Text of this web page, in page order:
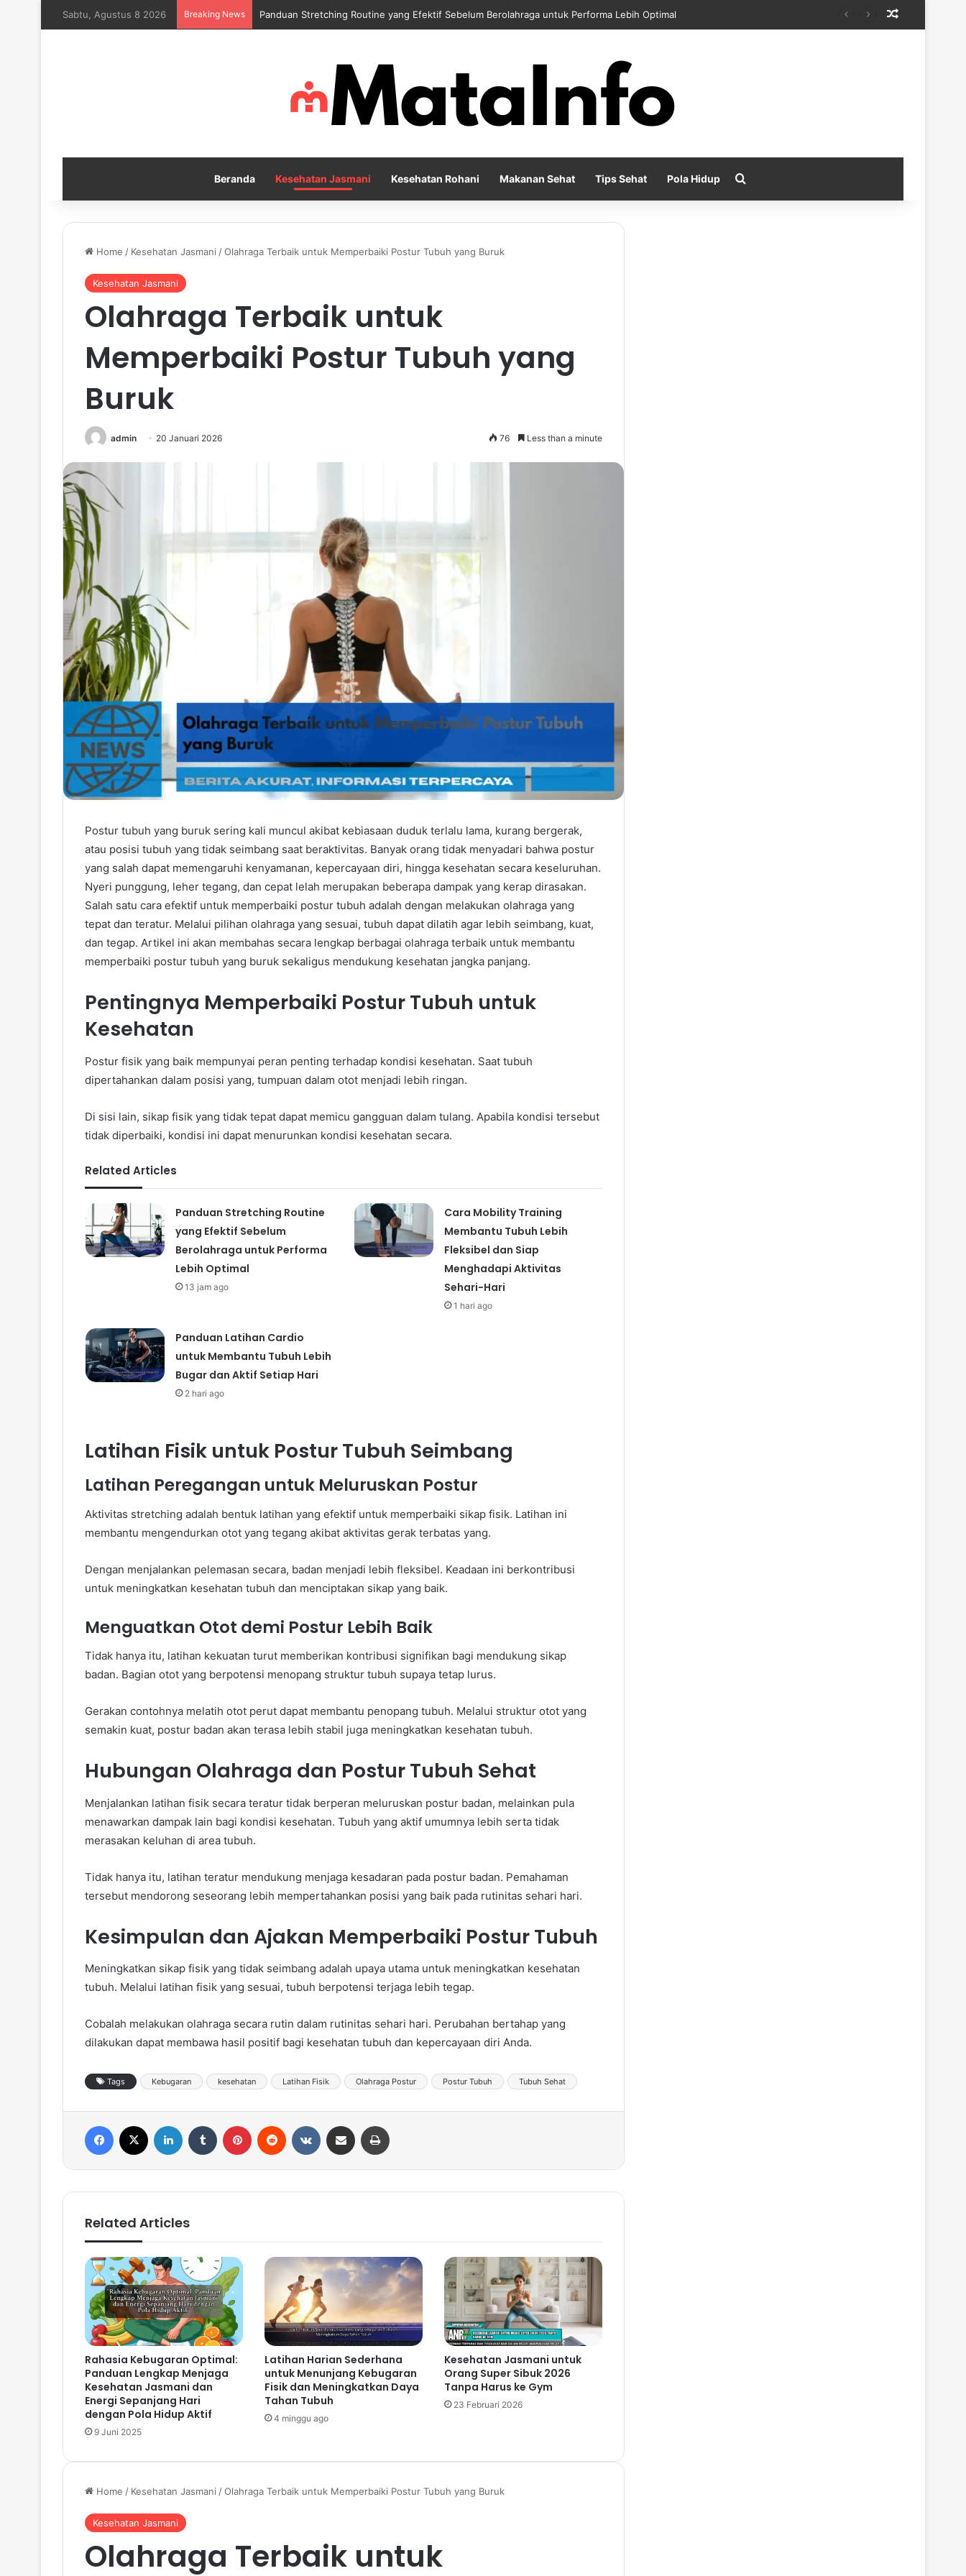
Sabtu, Agustus 8 2026 Breaking News Mengapa Self Reflection Penting untuk Menjaga Kesehatan Mental di Tengah Kesibukan
Beranda Kesehatan Jasmani Kesehatan Rohani Makanan Sehat Tips Sehat Pola Hidup
Home / Kesehatan Jasmani /Olahraga Terbaik untuk Memperbaiki Postur Tubuh yang Buruk
Kesehatan Jasmani
Olahraga Terbaik untuk
Memperbaiki Postur Tubuh yang
Buruk
admin 20 Januari 2026 76 Less than a minute
Postur tubuh yang buruk sering kali muncul akibat kebiasaan duduk terlalu lama, kurang bergerak,
atau posisi tubuh yang tidak seimbang saat beraktivitas. Banyak orang tidak menyadari bahwa postur
yang salah dapat memengaruhi kenyamanan, kepercayaan diri, hingga kesehatan secara keseluruhan.
Nyeri punggung, leher tegang, dan cepat lelah merupakan beberapa dampak yang kerap dirasakan.
Salah satu cara efektif untuk memperbaiki postur tubuh adalah dengan melakukan olahraga yang
tepat dan teratur. Melalui pilihan olahraga yang sesuai, tubuh dapat dilatih agar lebih seimbang, kuat,
dan tegap. Artikel ini akan membahas secara lengkap berbagai olahraga terbaik untuk membantu
memperbaiki postur tubuh yang buruk sekaligus mendukung kesehatan jangka panjang.
Pentingnya Memperbaiki Postur Tubuh untuk
Kesehatan
Postur fisik yang baik mempunyai peran penting terhadap kondisi kesehatan. Saat tubuh
dipertahankan dalam posisi yang, tumpuan dalam otot menjadi lebih ringan.
Di sisi lain, sikap fisik yang tidak tepat dapat memicu gangguan dalam tulang. Apabila kondisi tersebut
tidak diperbaiki, kondisi ini dapat menurunkan kondisi kesehatan secara.
Related Articles
Panduan Stretching Routine
yang Efektif Sebelum
Berolahraga untuk Performa
Lebih Optimal
13 jam ago
Cara Mobility Training
Membantu Tubuh Lebih
Fleksibel dan Siap
Menghadapi Aktivitas
Sehari-Hari
1 hari ago
Panduan Latihan Cardio
untuk Membantu Tubuh Lebih
Bugar dan Aktif Setiap Hari
2 hari ago
Latihan Fisik untuk Postur Tubuh Seimbang
Latihan Peregangan untuk Meluruskan Postur
Aktivitas stretching adalah bentuk latihan yang efektif untuk memperbaiki sikap fisik. Latihan ini
membantu mengendurkan otot yang tegang akibat aktivitas gerak terbatas yang.
Dengan menjalankan pelemasan secara, badan menjadi lebih fleksibel. Keadaan ini berkontribusi
untuk meningkatkan kesehatan tubuh dan menciptakan sikap yang baik.
Menguatkan Otot demi Postur Lebih Baik
Tidak hanya itu, latihan kekuatan turut memberikan kontribusi signifikan bagi mendukung sikap
badan. Bagian otot yang berpotensi menopang struktur tubuh supaya tetap lurus.
Gerakan contohnya melatih otot perut dapat membantu penopang tubuh. Melalui struktur otot yang
semakin kuat, postur badan akan terasa lebih stabil juga meningkatkan kesehatan tubuh.
Hubungan Olahraga dan Postur Tubuh Sehat
Menjalankan latihan fisik secara teratur tidak berperan meluruskan postur badan, melainkan pula
menawarkan dampak lain bagi kondisi kesehatan. Tubuh yang aktif umumnya lebih serta tidak
merasakan keluhan di area tubuh.
Tidak hanya itu, latihan teratur mendukung menjaga kesadaran pada postur badan. Pemahaman
tersebut mendorong seseorang lebih mempertahankan posisi yang baik pada rutinitas sehari hari.
Kesimpulan dan Ajakan Memperbaiki Postur Tubuh
Meningkatkan sikap fisik yang tidak seimbang adalah upaya utama untuk meningkatkan kesehatan
tubuh. Melalui latihan fisik yang sesuai, tubuh berpotensi terjaga lebih tegap.
Cobalah melakukan olahraga secara rutin dalam rutinitas sehari hari. Perubahan bertahap yang
dilakukan dapat membawa hasil positif bagi kesehatan tubuh dan kepercayaan diri Anda.
Tags Kebugaran kesehatan Latihan Fisik Olahraga Postur Postur Tubuh Tubuh Sehat
Related Articles
Rahasia Kebugaran Optimal:
Panduan Lengkap Menjaga
Kesehatan Jasmani dan
Energi Sepanjang Hari
dengan Pola Hidup Aktif
9 Juni 2025
Latihan Harian Sederhana
untuk Menunjang Kebugaran
Fisik dan Meningkatkan Daya
Tahan Tubuh
4 minggu ago
Kesehatan Jasmani untuk
Orang Super Sibuk 2026
Tanpa Harus ke Gym
23 Februari 2026
Home / Kesehatan Jasmani /Olahraga Terbaik untuk Memperbaiki Postur Tubuh yang Buruk
Kesehatan Jasmani
Olahraga Terbaik untuk